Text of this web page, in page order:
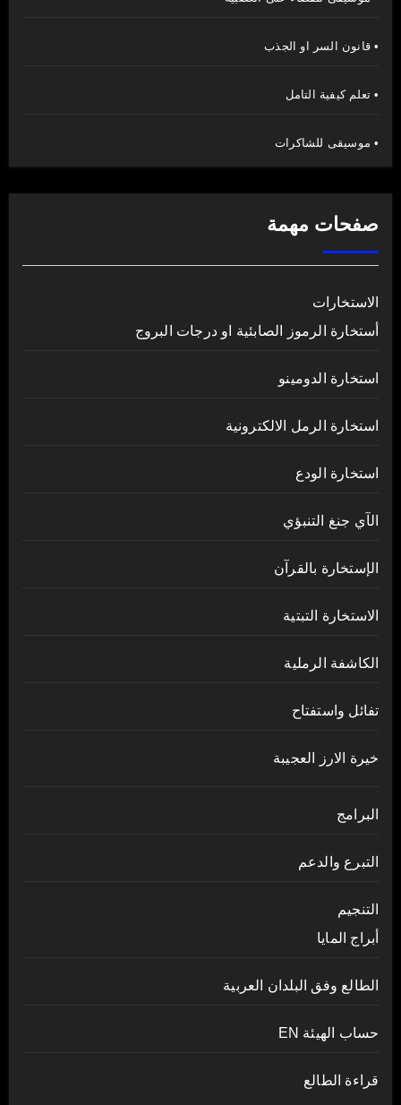
• قانون السر او الجذب
• تعلم كيفية التامل
• موسيقى للشاكرات
صفحات مهمة
الاستخارات
أستخارة الرموز الصابئية او درجات البروج
استخارة الدومينو
استخارة الرمل الالكترونية
استخارة الودع
الآي جنغ التنبؤي
الإستخارة بالقرآن
الاستخارة التبتية
الكاشفة الرملية
تفائل واستفتاح
خيرة الارز العجيبة
البرامج
التبرع والدعم
التنجيم
أبراج المايا
الطالع وفق البلدان العربية
حساب الهيئة EN
قراءة الطالع